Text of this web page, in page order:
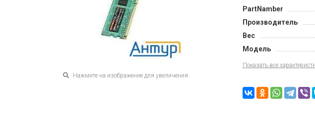
Нажмите на изображение для увеличения
PartNamber
Производитель
Вес
Модель
Показать все